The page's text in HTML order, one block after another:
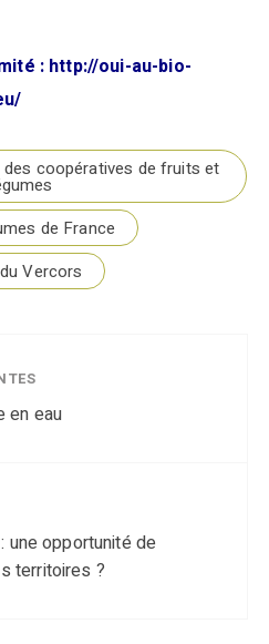
: http://oui-au-bio-
coopératives de fruits et
de France
Vercors
en eau
une opportunité de
territoires ?